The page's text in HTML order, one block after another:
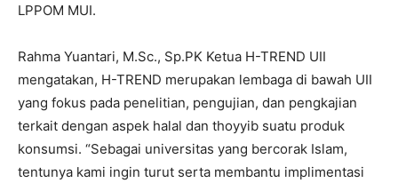
LPPOM MUI.
Rahma Yuantari, M.Sc., Sp.PK Ketua H-TREND UII
mengatakan, H-TREND merupakan lembaga di bawah UII
yang fokus pada penelitian, pengujian, dan pengkajian
terkait dengan aspek halal dan thoyyib suatu produk
konsumsi. “Sebagai universitas yang bercorak Islam,
tentunya kami ingin turut serta membantu implimentasi